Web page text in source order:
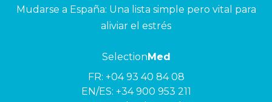
Mudarse a España: Una lista simple pero vital para
aliviar el estrés
Selection Med
FR: +04 93 40 84 08
EN/ES: +34 900 953 211